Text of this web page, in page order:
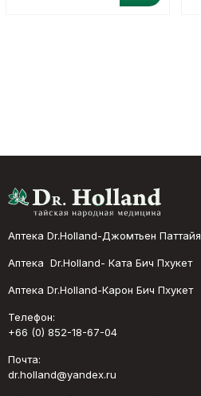
Аптека Dr.Holland-Джомтьен Паттайя
Аптека Dr.Holland- Ката Бич Пхукет
Аптека Dr.Holland-Карон Бич Пхукет
Телефон:
+66 (0) 852-18-67-04
Почта:
dr.holland@yandex.ru